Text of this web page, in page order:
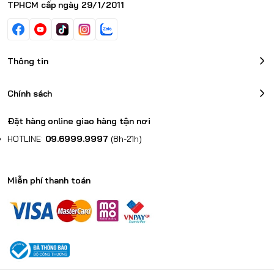
TPHCM cấp ngày 29/1/2011
Thông tin
Chính sách
Đặt hàng online giao hàng tận nơi
HOTLINE: 09.6999.9997 (8h-21h)
Miễn phí thanh toán